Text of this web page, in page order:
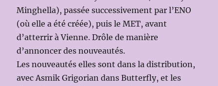
Minghella), passée successivement par l’ENO
(où elle a été créée), puis le MET, avant
d’atterrir à Vienne. Drôle de manière
d’annoncer des nouveautés.
Les nouveautés elles sont dans la distribution,
avec Asmik Grigorian dans Butterfly, et les